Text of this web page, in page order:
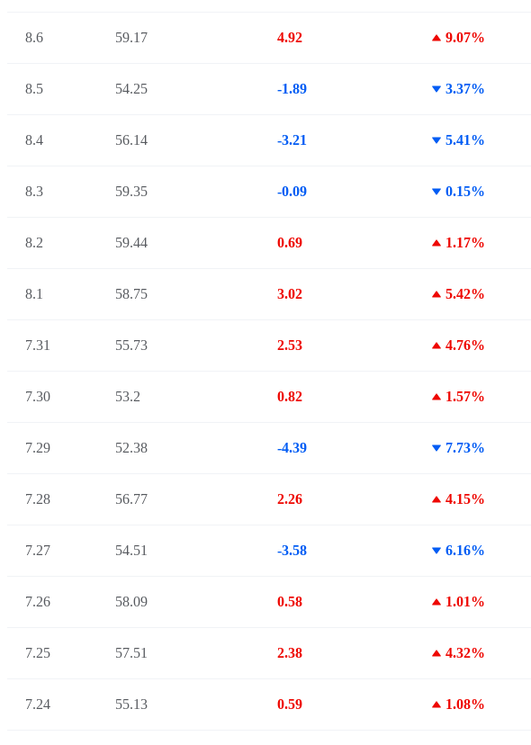
8.6 59.17 4.92 9.07%
8.5 54.25 -1.89 3.37%
8.4 56.14 -3.21 5.41%
8.3 59.35 -0.09 0.15%
8.2 59.44 0.69 1.17%
8.1 58.75 3.02 5.42%
7.31 55.73 2.53 4.76%
7.30 53.2 0.82 1.57%
7.29 52.38 -4.39 7.73%
7.28 56.77 2.26 4.15%
7.27 54.51 -3.58 6.16%
7.26 58.09 0.58 1.01%
7.25 57.51 2.38 4.32%
7.24 55.13 0.59 1.08%